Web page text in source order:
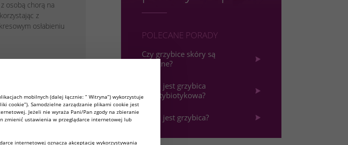
osobą chorą na
z
osłabieniu
POLECANE PORADY
Czy grzybice skóry są
zakaźne?
Czym jest grzybica
poantybiotykowa?
Czym jest grzybica?
mobilnych (dalej łącznie: ” Witryna”) wykorzystuje
cookie”). Samodzielne zarządzanie plikami cookie jest
Jeżeli nie wyraża Pani/Pan zgody na zbieranie
zmienić ustawienia w przeglądarce internetowej lub
internetowej oznacza akceptację wykorzystywania